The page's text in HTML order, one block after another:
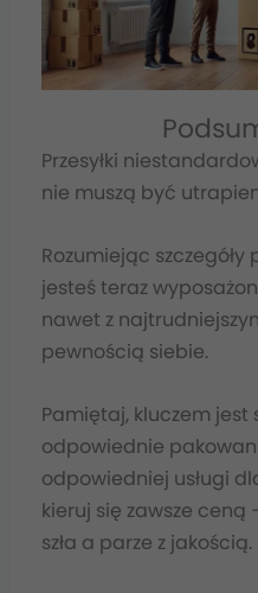
Przesyłki
nie muszą być
Rozumiejąc
jesteś teraz
nawet z
pewnością siebie.
Pamiętaj, kluczem
odpowiednie
odpowiedniej usługi
kieruj się zawsze ceną
szła a parze z jakością.